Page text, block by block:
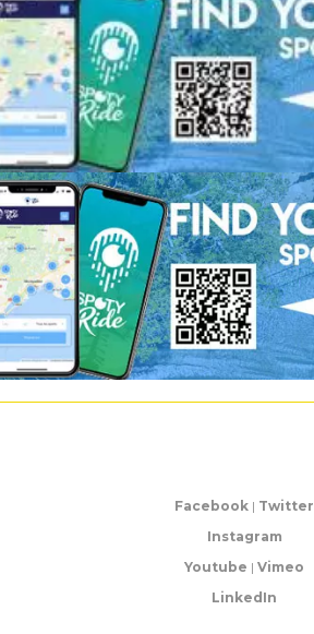
Facebook | Twitter
Instagram
Youtube | Vimeo
LinkedIn